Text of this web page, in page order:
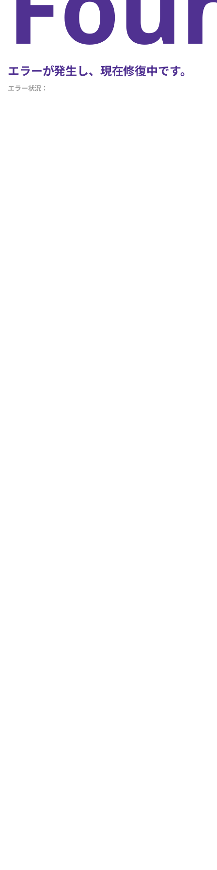
エラーが発生し、現在修復中です。
エラー状況：